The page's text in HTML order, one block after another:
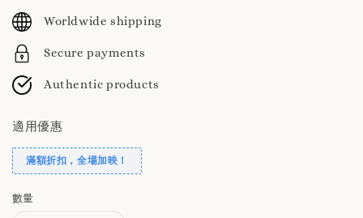
price
Worldwide shipping
Secure payments
Authentic products
適用優惠
滿額折扣，全場加映！
數量